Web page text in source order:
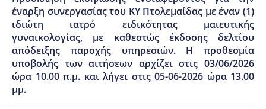
έναρξη συνεργασίας του KY Πτολεμαίδας με έναν (1)
ιδιώτη ιατρό ειδικότητας μαιευτικής
γυναικολογίας, με καθεστώς έκδοσης δελτίου
απόδειξης παροχής υπηρεσιών. Η προθεσμία
υποβολής των αιτήσεων αρχίζει στις 03/06/2026
ώρα 10.00 π.μ. και λήγει στις 05-06-2026 ώρα 13.00
μμ.